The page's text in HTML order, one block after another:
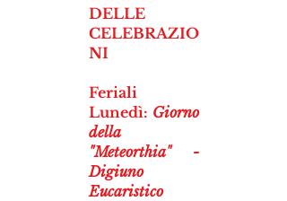
DELLE
CELEBRAZIO
NI
Feriali
Lunedì: Giorno
della
"Meteorthia" -
Digiuno
Eucaristico